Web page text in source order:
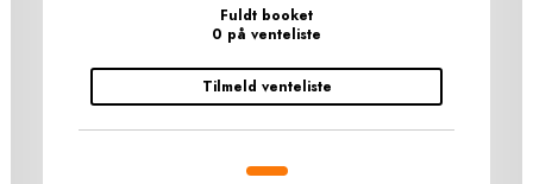
Fuldt booket
0 på venteliste
Tilmeld venteliste